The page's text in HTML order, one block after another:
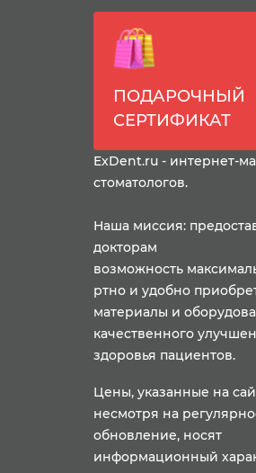
ПОДАРОЧНЫЙ
СЕРТИФИКАТ
ExDent.ru - интернет-
стоматологов.
Наша миссия:
докторам
возможность
ртно и удобно
материалы и
качественного
здоровья пациентов.
Цены, указанные на
несмотря на
обновление, носят
информационный